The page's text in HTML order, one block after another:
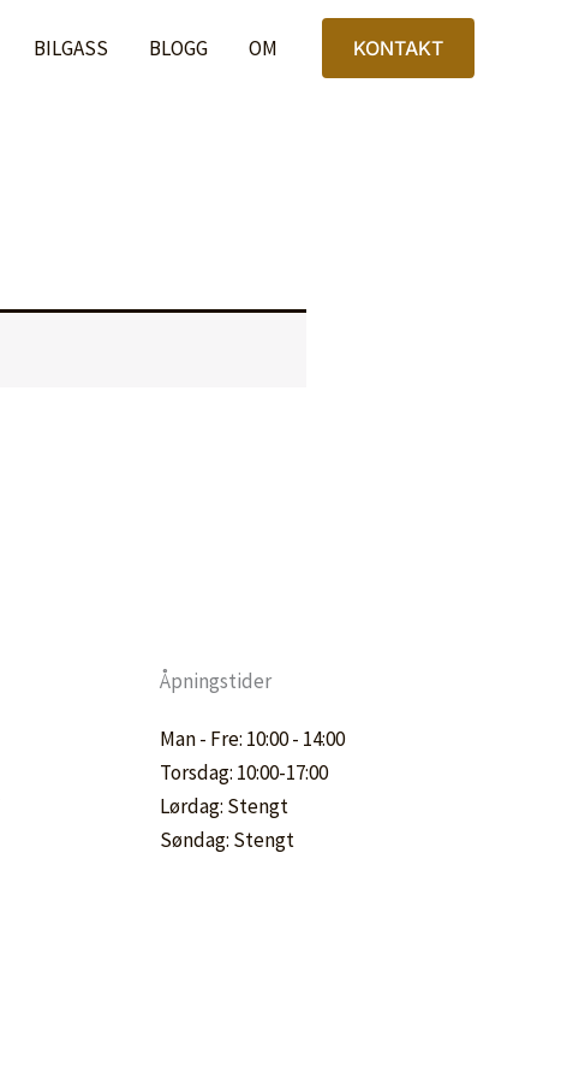
BILGASS BLOGG OM KONTAKT
Åpningstider
Man - Fre: 10:00 - 14:00
Torsdag: 10:00-17:00
Lørdag: Stengt
Søndag: Stengt